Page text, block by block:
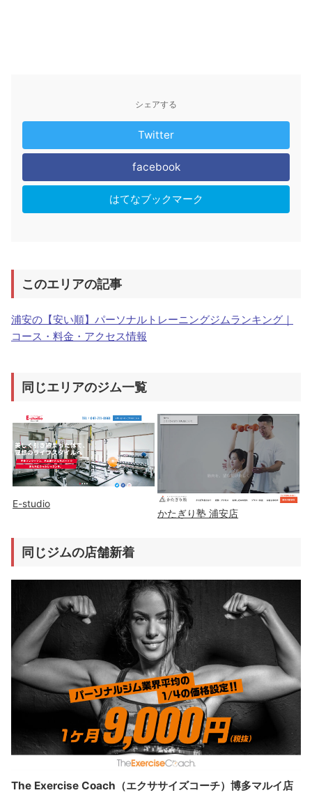
シェアする
Twitter
facebook
はてなブックマーク
このエリアの記事
浦安の【安い順】パーソナルトレーニングジムランキング｜
コース・料金・アクセス情報
同じエリアのジム一覧
E-studio
かたぎり塾 浦安店
同じジムの店舗新着
The Exercise Coach（エクササイズコーチ）博多マルイ店